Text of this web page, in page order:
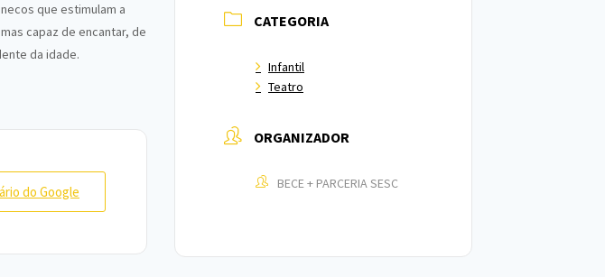
que estimulam a
capaz de encantar, de
da idade.
do Google
CATEGORIA
Infantil
Teatro
ORGANIZADOR
BECE + PARCERIA SESC